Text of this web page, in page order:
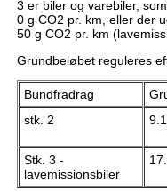
3 er biler og varebiler,
0 g CO2 pr. km, eller der
50 g CO2 pr. km
Grundbeløbet reguleres
Bundfradrag
stk. 2
Stk. 3 -
lavemissionsbiler